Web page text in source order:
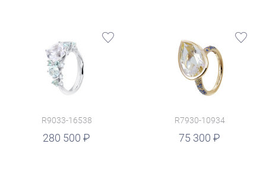
R9033-16538
280 500
R7930-10934
75 300
руб.